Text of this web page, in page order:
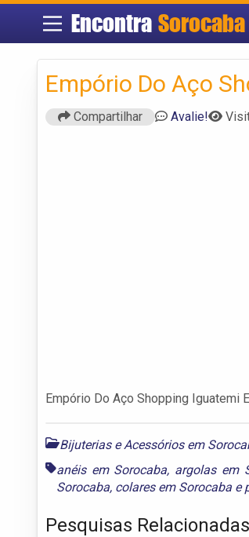
Encontra Sorocaba
Empório Do Aço
Compartilhar Avalie!
Empório Do Aço Shopping Iguatemi
Bijuterias e Acessórios em
anéis em Sorocaba, argolas em
Sorocaba, colares em Sorocaba e
Pesquisas Relacionadas